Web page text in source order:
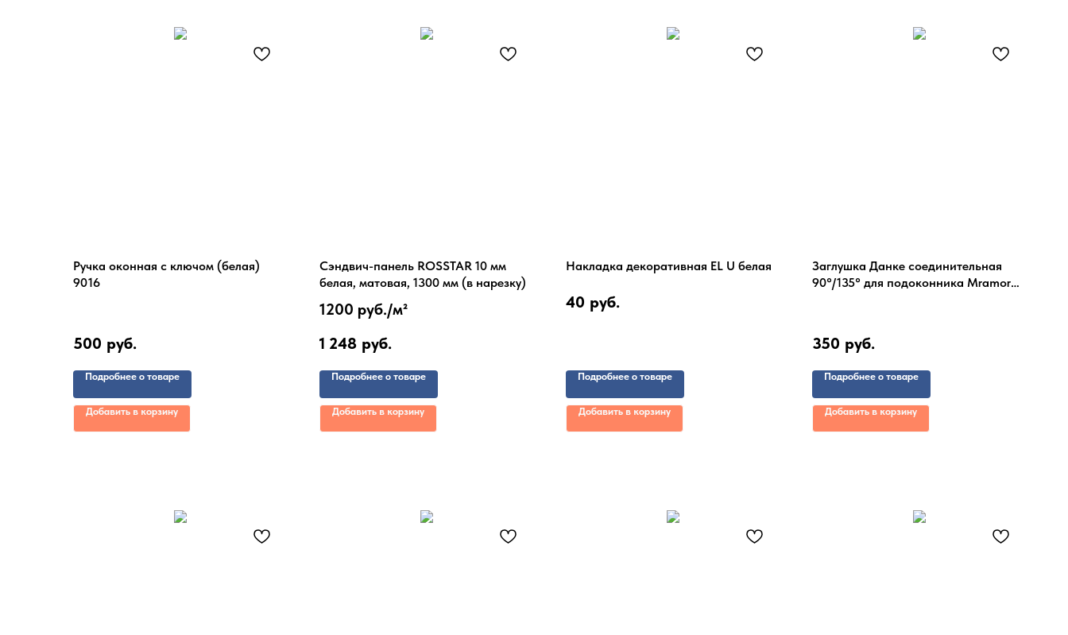
Ручка оконная с ключом (белая)
9016
500 руб.
Подробнее о товаре
Добавить в корзину
Сэндвич-панель ROSSTAR 10 мм
белая, матовая, 1300 мм (в нарезку)
1200 руб./м²
1 248 руб.
Подробнее о товаре
Добавить в корзину
Накладка декоративная EL U белая
40 руб.
Подробнее о товаре
Добавить в корзину
Заглушка Данке соединительная
90°/135° для подоконника Mramor
350 руб.
Подробнее о товаре
Добавить в корзину